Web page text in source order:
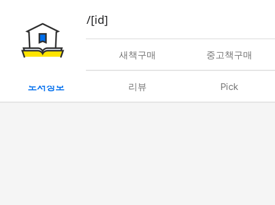
book/rent/[id]
대여 새책구매 중고책구매
도서정보 리뷰 Pick